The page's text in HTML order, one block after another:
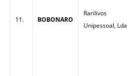
11. BOBONARO
Rarilivos
Unipessoal, Lda